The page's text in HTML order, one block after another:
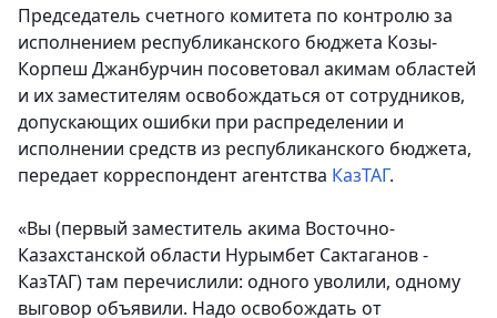
Председатель счетного комитета по контролю за
исполнением республиканского бюджета Козы-
Корпеш Джанбурчин посоветовал акимам областей
и их заместителям освобождаться от сотрудников,
допускающих ошибки при распределении и
исполнении средств из республиканского бюджета,
передает корреспондент агентства КазТАГ.
«Вы (первый заместитель акима Восточно-
Казахстанской области Нурымбет Сактаганов -
КазТАГ) там перечислили: одного уволили, одному
выговор объявили. Надо освобождать от